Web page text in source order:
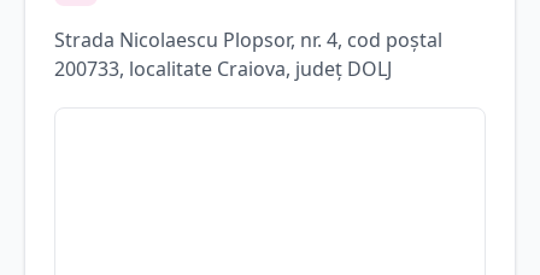
Strada Nicolaescu Plopsor, nr. 4, cod poștal
200733, localitate Craiova, județ DOLJ